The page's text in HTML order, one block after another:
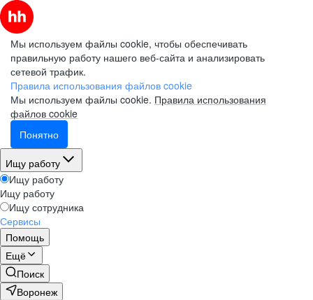
Мы используем файлы cookie, чтобы обеспечивать
правильную работу нашего веб-сайта и анализировать
сетевой трафик.
Правила использования файлов cookie
Мы используем файлы cookie. Правила использования
файлов cookie
Понятно
Ищу работу
Ищу работу
Ищу работу
Ищу сотрудника
Сервисы
Помощь
Ещё
Поиск
Воронеж